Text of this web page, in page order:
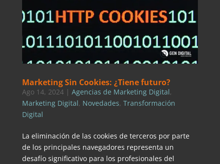
Marketing Sin Cookies: ¿Tiene futuro?
Ago 14, 2024| Agencias de Marketing Digital,
Marketing Digital, Novedades, Transformación
Digital
La eliminación de las cookies de terceros por parte
de los principales navegadores representa un
desafío significativo para los profesionales del